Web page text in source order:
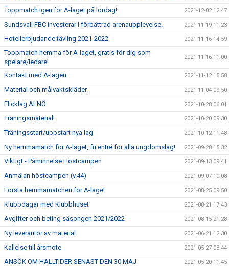
Toppmatch igen för A-laget på lördag! 2021-12-02 12:47
Sundsvall FBC investerar i förbättrad arenaupplevelse. 2021-11-19 11:23
Hotellerbjudande tävling 2021-2022 2021-11-16 14:59
Toppmatch hemma för A-laget, gratis för dig som
spelare/ledare!
2021-11-16 11:00
Kontakt med A-lagen 2021-11-12 15:58
Material och målvaktskläder. 2021-11-04 09:50
Flicklag ALNÖ 2021-10-28 06:01
Träningsmaterial! 2021-10-20 09:30
Träningsstart/uppstart nya lag 2021-10-12 11:48
Ny hemmamatch för A-laget, fri entré för alla ungdomslag! 2021-09-28 15:32
Viktigt - Påminnelse Höstcampen 2021-09-13 09:41
Anmälan höstcampen (v.44) 2021-09-07 10:08
Första hemmamatchen för A-laget 2021-08-25 09:50
Klubbdagar med Klubbhuset 2021-08-21 17:43
Avgifter och beting säsongen 2021/2022 2021-08-15 21:28
Ny leverantör av material 2021-06-21 12:30
Kallelse till årsmöte 2021-05-27 08:44
ANSÖK OM HALLTIDER SENAST DEN 30 MAJ 2021-05-20 11:45